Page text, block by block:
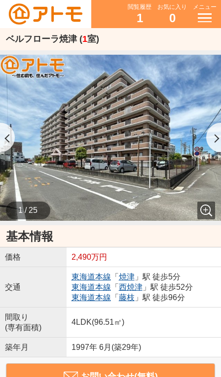
閲覧履歴
1
お気に入り
0
メニュー
ベルフローラ焼津 (1室)
1 / 25
基本情報
価格 2,490万円
交通
東海道本線 「 焼津」駅 徒歩5分
東海道本線 「 西焼津」駅 徒歩52分
東海道本線 「 藤枝 」駅 徒歩96分
間取り
(専有面積)
4LDK(96.51㎡)
築年月 1997年 6月(築29年)